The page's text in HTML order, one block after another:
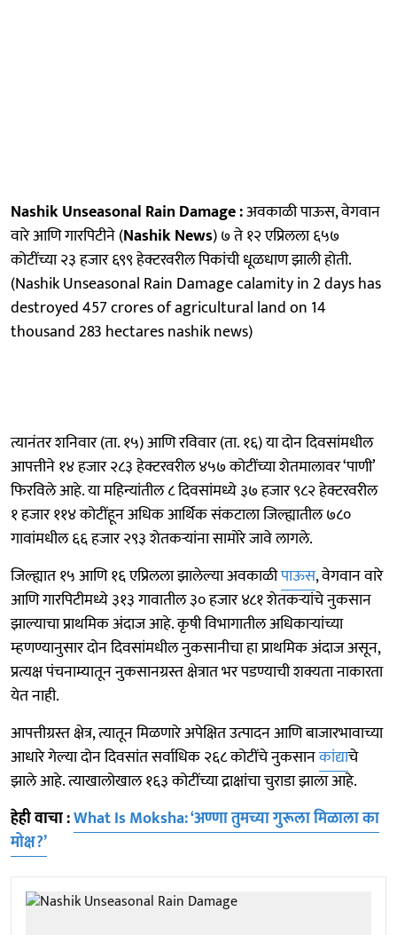
Nashik Unseasonal Rain Damage :अवकाळी पाऊस, वेगवान
वारे आणि गारपिटीने (Nashik News) ७ ते १२ एप्रिलला ६५७
कोटींच्या २३ हजार ६९९ हेक्टरवरील पिकांची धूळधाण झाली होती.
(Nashik Unseasonal Rain Damage calamity in 2 days has
destroyed 457 crores of agricultural land on 14
thousand 283 hectares nashik news)
त्यानंतर शनिवार (ता. १५) आणि रविवार (ता. १६) या दोन दिवसांमधील
आपत्तीने १४ हजार २८३ हेक्टरवरील ४५७ कोटींच्या शेतमालावर ‘पाणी’
फिरविले आहे. या महिन्यांतील ८ दिवसांमध्ये ३७ हजार ९८२ हेक्टरवरील
१ हजार ११४ कोटींहून अधिक आर्थिक संकटाला जिल्ह्यातील ७८०
गावांमधील ६६ हजार २९३ शेतकऱ्यांना सामोरे जावे लागले.
जिल्ह्यात १५ आणि १६ एप्रिलला झालेल्या अवकाळीपाऊस, वेगवान वारे
आणि गारपिटीमध्ये ३१३ गावातील ३० हजार ४८१ शेतकऱ्यांचे नुकसान
झाल्याचा प्राथमिक अंदाज आहे. कृषी विभागातील अधिकाऱ्यांच्या
म्हणण्यानुसार दोन दिवसांमधील नुकसानीचा हा प्राथमिक अंदाज असून,
प्रत्यक्ष पंचनाम्यातून नुकसानग्रस्त क्षेत्रात भर पडण्याची शक्यता नाकारता
येत नाही.
आपत्तीग्रस्त क्षेत्र, त्यातून मिळणारे अपेक्षित उत्पादन आणि बाजारभावाच्या
आधारे गेल्या दोन दिवसांत सर्वाधिक २६८ कोटींचे नुकसानकांद्याचे
झाले आहे. त्याखालोखाल १६३ कोटींच्या द्राक्षांचा चुराडा झाला आहे.
हेही वाचा :What Is Moksha: ‘अण्णा तुमच्या गुरूला मिळाला का
मोक्ष?’